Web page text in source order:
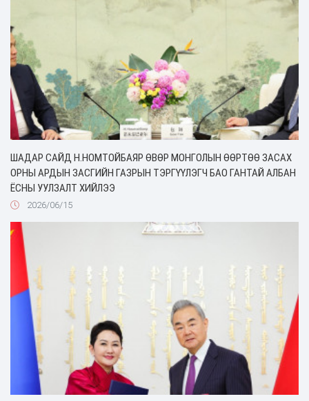
ШАДАР САЙД Н.НОМТОЙБАЯР ӨВӨР МОНГОЛЫН ӨӨРТӨӨ ЗАСАХ
ОРНЫ АРДЫН ЗАСГИЙН ГАЗРЫН ТЭРГҮҮЛЭГЧ БАО ГАНТАЙ АЛБАН
ЁСНЫ УУЛЗАЛТ ХИЙЛЭЭ
2026/06/15